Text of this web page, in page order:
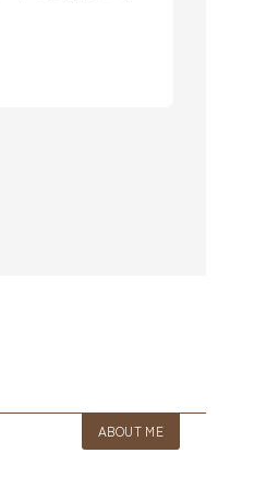
ABOUT ME